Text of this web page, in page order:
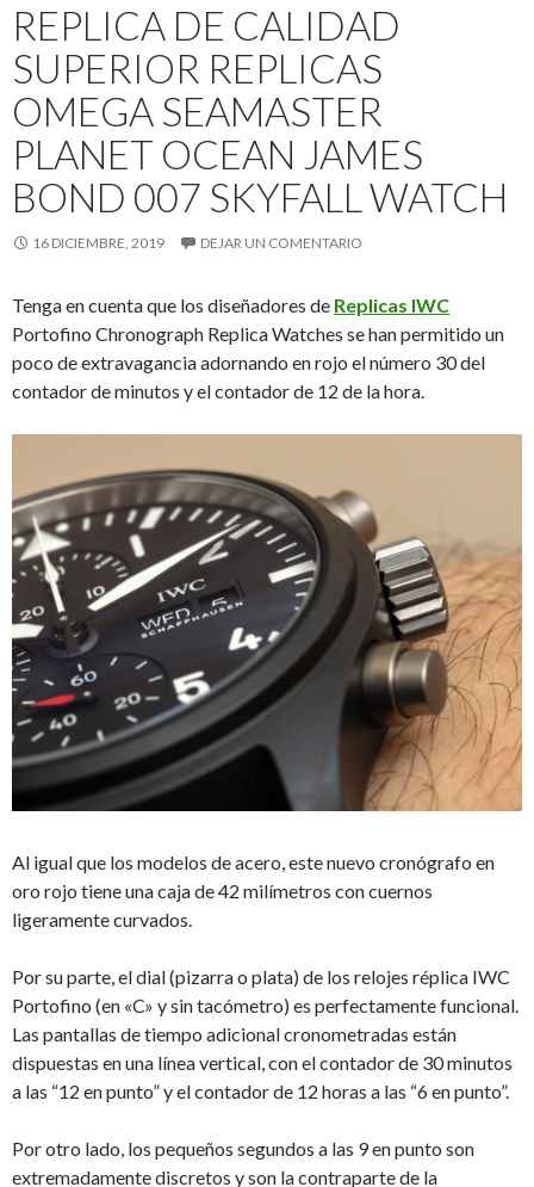
REPLICA DE CALIDAD
SUPERIOR REPLICAS
OMEGA SEAMASTER
PLANET OCEAN JAMES
BOND 007 SKYFALL WATCH
16 DICIEMBRE, 2019 DEJAR UN COMENTARIO
Tenga en cuenta que los diseñadores de Replicas IWC
Portofino Chronograph Replica Watches se han permitido un
poco de extravagancia adornando en rojo el número 30 del
contador de minutos y el contador de 12 de la hora.
Al igual que los modelos de acero, este nuevo cronógrafo en
oro rojo tiene una caja de 42 milímetros con cuernos
ligeramente curvados.
Por su parte, el dial (pizarra o plata) de los relojes réplica IWC
Portofino (en «C» y sin tacómetro) es perfectamente funcional.
Las pantallas de tiempo adicional cronometradas están
dispuestas en una línea vertical, con el contador de 30 minutos
a las “12 en punto” y el contador de 12 horas a las “6 en punto”.
Por otro lado, los pequeños segundos a las 9 en punto son
extremadamente discretos y son la contraparte de la